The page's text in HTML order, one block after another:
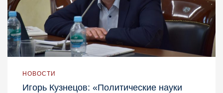
НОВОСТИ
Игорь Кузнецов: «Политические науки